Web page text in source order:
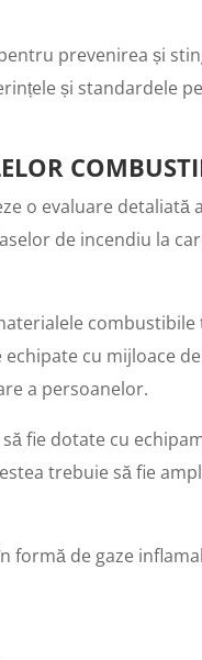
prevenirea și
și standardele
o evaluare detaliată
de incendiu la
cu mijloace
a persoanelor.
să fie dotate cu
trebuie să fie
de gaze